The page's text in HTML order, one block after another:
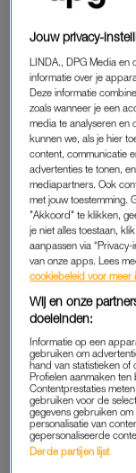
vraagt ze haar
weten of ik me
kreeg hier geen
GEEN
Twee jaar lang
Inmiddels voelt ze
ze last van
goed kan lopen.
om met haar
adviseerde om
minderen.”
Door de pil ervaart
buikpijn wanneer
opnieuw de
De arts wijt
gebrek aan rust.
maar ik bleef er
Jouw privacy-
LINDA., DPG Media en
informatie over je
Deze informatie
zoals wanneer je een
media te analyseren en
kunnen we, als je hier
content, communicatie
advertenties te tonen,
mediapartners. Ook
met jouw toestemming.
"Akkoord" te klikken,
je niet alles toestaan,
aanpassen via
van onze apps. Lees
cookiebeleid voor meer
Wij en onze
doeleinden:
Informatie op een
gebruiken om
hand van statistieken of
Profielen aanmaken
Contentprestaties
gebruiken voor de
gegevens gebruiken
personalisatie van
gepersonaliseerde
Derde partijen lijst